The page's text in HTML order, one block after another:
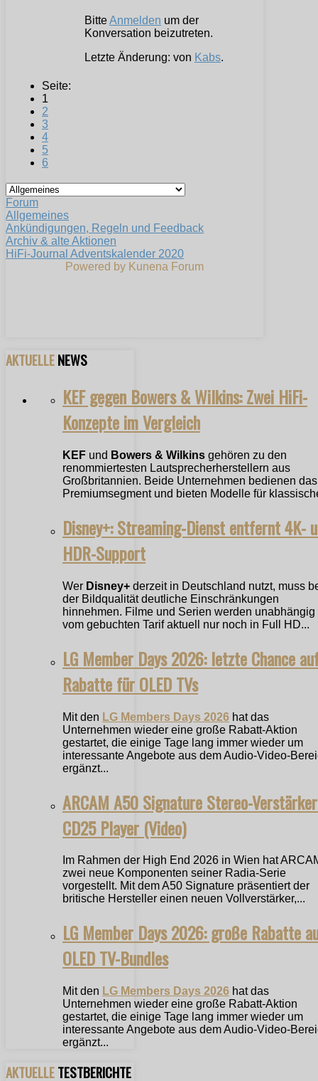
BitteAnmelden um der
Konversation beizutreten.
Letzte Änderung: von Kabs.
Seite:
1
2
3
4
5
6
Forum
Allgemeines
Ankündigungen, Regeln und Feedback
Archiv & alte Aktionen
HiFi-Journal Adventskalender 2020
Powered by Kunena Forum
AKTUELLENEWS
KEF gegen Bowers & Wilkins: Zwei HiFi-
Konzepte im Vergleich
KEF und Bowers & Wilkins gehören zu den
renommiertesten Lautsprecherherstellern aus
Großbritannien. Beide Unternehmen bedienen das
Premiumsegment und bieten Modelle für
Disney+: Streaming-Dienst entfernt 4K-
HDR-Support
Wer Disney+ derzeit in Deutschland nutzt, muss
der Bildqualität deutliche Einschränkungen
hinnehmen. Filme und Serien werden unabhängig
vom gebuchten Tarif aktuell nur noch in Full HD...
LG Member Days 2026: letzte Chance
Rabatte für OLED TVs
Mit den LG Members Days 2026 hat das
Unternehmen wieder eine große Rabatt-Aktion
gestartet, die einige Tage lang immer wieder um
interessante Angebote aus dem Audio-Video-
ergänzt...
ARCAM A50 Signature Stereo-
CD25 Player (Video)
Im Rahmen der High End 2026 in Wien hat
zwei neue Komponenten seiner Radia-Serie
vorgestellt. Mit dem A50 Signature präsentiert der
britische Hersteller einen neuen Vollverstärker,...
LG Member Days 2026: große Rabatte
OLED TV-Bundles
Mit den LG Members Days 2026 hat das
Unternehmen wieder eine große Rabatt-Aktion
gestartet, die einige Tage lang immer wieder um
interessante Angebote aus dem Audio-Video-
ergänzt...
AKTUELLETESTBERICHTE